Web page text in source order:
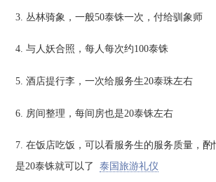
3. 丛林骑象，一般50泰铢一次，付给驯象师
4. 与人妖合照，每人每次约100泰铢
5. 酒店提行李，一次给服务生20泰珠左右
6. 房间整理，每间房也是20泰铢左右
7. 在饭店吃饭，可以看服务生的服务质量，
是20泰铢就可以了
泰国旅游礼仪